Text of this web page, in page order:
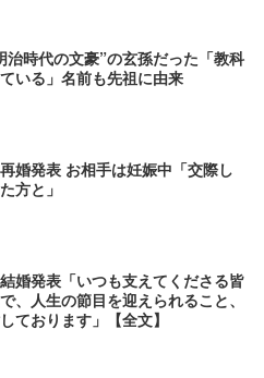
治時代の文豪”の玄孫だった「教科
いる」名前も先祖に由来
婚発表 お相手は妊娠中「交際し
方と」
婚発表「いつも支えてくださる皆
、人生の節目を迎えられること、
ております」【全文】